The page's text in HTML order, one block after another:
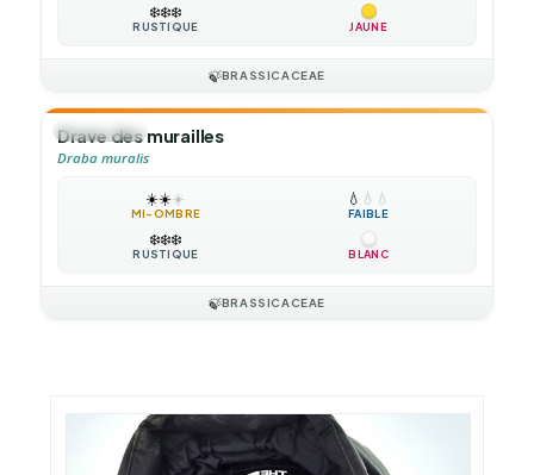
❄️❄️❄️
RUSTIQUE JAUNE
🍃BRASSICACEAE
🌻ANNUELLE
Drave des murailles
Draba muralis
☀️☀️☀️
MI-OMBRE
💧 💧 💧
FAIBLE
❄️❄️❄️
RUSTIQUE BLANC
🍃BRASSICACEAE